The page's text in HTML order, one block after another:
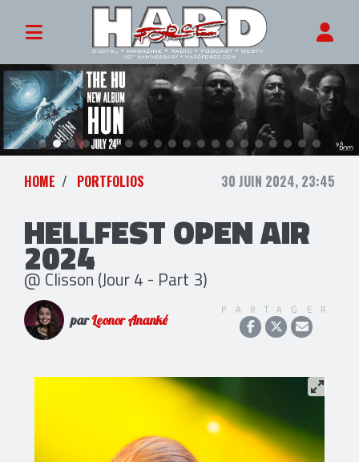
HOME PORTFOLIOS 30 JUIN 2024, 23:45
HELLFEST OPEN AIR
2024
@ Clisson (Jour 4 - Part 3)
parLeonor Ananké
PARTAGER